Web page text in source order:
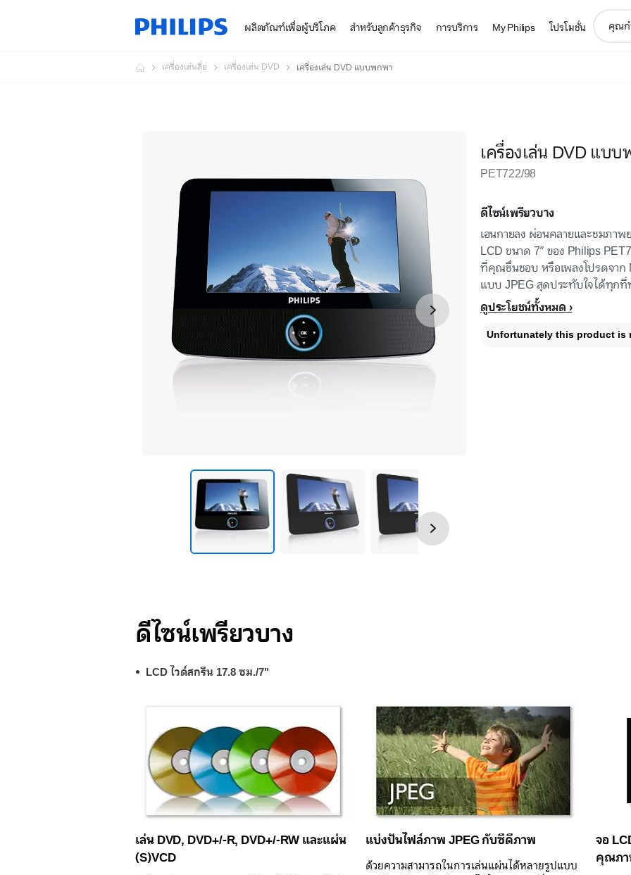
ผลิตภัณฑ์เพื่อผู้บริโภค สำหรับลูกค้าธุรกิจ การบริการ My Philips โปรโมชั่น
search
เครื่องเล่นสื่อ เครื่องเล่น DVD เครื่องเล่น DVD แบบพกพา
เครื่องเล่น DVD แบ
PET722/98
ดีไซน์เพรียวบาง
เอนกายลง ผ่อนคลายและชมภาพ
LCD ขนาด 7” ของ Philips
ที่คุณชื่นชอบ หรือเพลงโปรดจาก
แบบ JPEG สุดประทับใจได้ทุกที่
ดูประโยชน์ทั้งหมด
Unfortunately this product is
ดีไซน์เพรียวบาง
LCD ไวด์สกรีน 17.8 ซม./7"
เล่น DVD, DVD+/-R, DVD+/-RW และแผ่น
(S)VCD
แบ่งปันไฟล์ภาพ JPEG กับซีดีภาพ
ด้วยความสามารถในการเล่นแผ่นได้หลายรูปแบบ
จอ
คุณภ